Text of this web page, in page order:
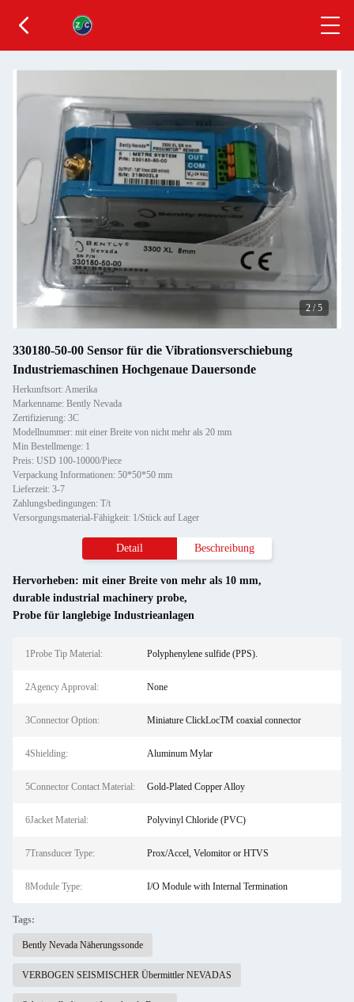
2/5
330180-50-00 Sensor für die Vibrationsverschiebung
Industriemaschinen Hochgenaue Dauersonde
Herkunftsort: Amerika
Markenname: Bently Nevada
Zertifizierung: 3C
Modellnummer: mit einer Breite von nicht mehr als 20 mm
Min Bestellmenge: 1
Preis: USD 100-10000/Piece
Verpackung Informationen: 50*50*50 mm
Lieferzeit: 3-7
Zahlungsbedingungen: T/t
Versorgungsmaterial-Fähigkeit: 1/Stück auf Lager
Detail Beschreibung
Hervorheben: mit einer Breite von mehr als 10 mm,
durable industrial machinery probe,
Probe für langlebige Industrieanlagen
1Probe Tip Material: Polyphenylene sulfide (PPS).
2Agency Approval: None
3Connector Option: Miniature ClickLocTM coaxial connector
4Shielding: Aluminum Mylar
5Connector Contact Material: Gold-Plated Copper Alloy
6Jacket Material: Polyvinyl Chloride (PVC)
7Transducer Type: Prox/Accel, Velomitor or HTVS
8Module Type: I/O Module with Internal Termination
Tags:
Bently Nevada Näherungssonde
VERBOGEN SEISMISCHER Übermittler NEVADAS